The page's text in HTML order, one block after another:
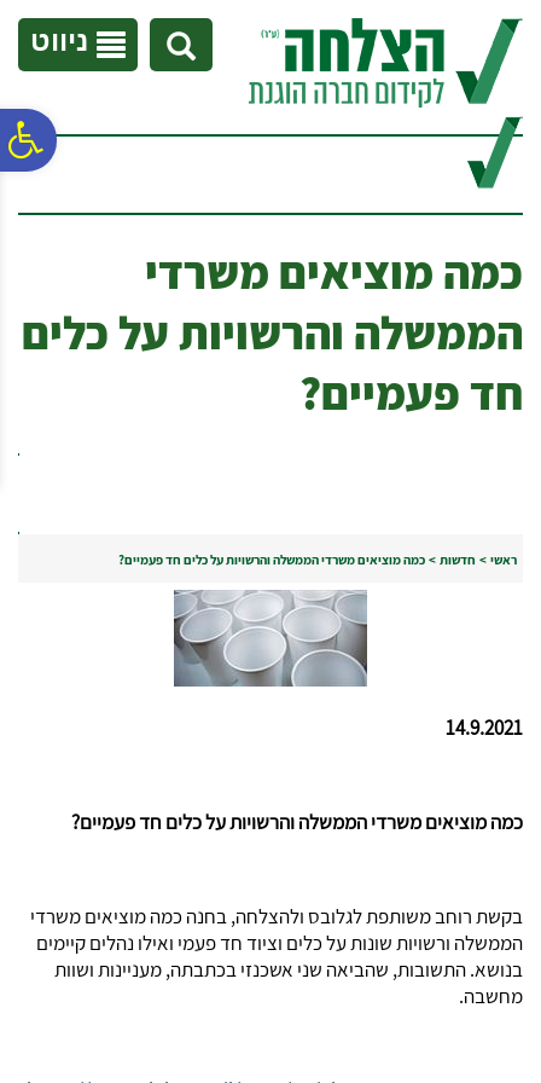
נגישות
אתר
המרכזי
ניווט
כמה מוציאים משרדי
הממשלה והרשויות על כלים
חד פעמיים?
ראשי > חדשות > כמה מוציאים משרדי הממשלה והרשויות על כלים חד פעמיים?
14.9.2021
כמה מוציאים משרדי הממשלה והרשויות על כלים חד פעמיים?
בקשת רוחב משותפת לגלובס ולהצלחה, בחנה כמה מוציאים משרדי
הממשלה ורשויות שונות על כלים וציוד חד פעמי ואילו נהלים קיימים
בנושא. התשובות, שהביאה שני אשכנזי בכתבתה, מעניינות ושוות
מחשבה.